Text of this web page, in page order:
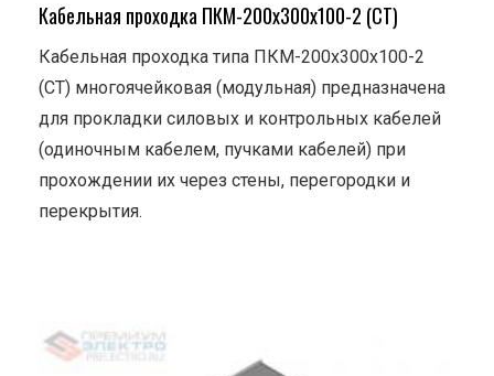
Кабельная проходка ПКМ-200х300х100-2 (СТ)
Кабельная проходка типа ПКМ-200х300х100-2
(СТ) многоячейковая (модульная) предназначена
для прокладки силовых и контрольных кабелей
(одиночным кабелем, пучками кабелей) при
прохождении их через стены, перегородки и
перекрытия.